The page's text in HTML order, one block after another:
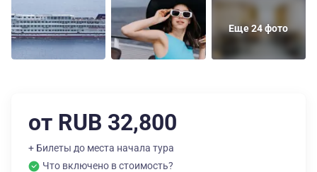
Еще 24 фото
от RUB 32,800
+ Билеты до места начала тура
Что включено в стоимость?